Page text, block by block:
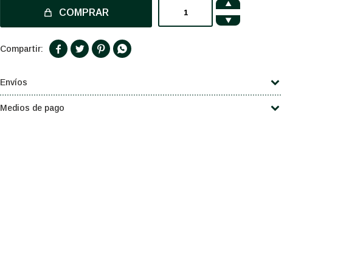
COMPRAR


   
Envíos
Medios de pago